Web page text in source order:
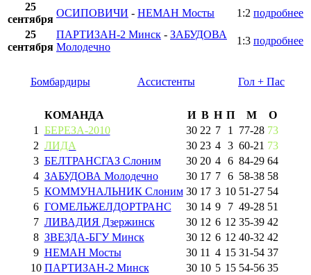
25
сентября
ОСИПОВИЧИ - НЕМАН Мосты 1:2 подробнее
25
сентября
ПАРТИЗАН-2 Минск - ЗАБУДОВА
Молодечно
1:3 подробнее
Бомбардиры Ассистенты Гол + Пас
КОМАНДА И В Н П М
О
1
БЕРЕЗА-2010 30 22 7 1 77-28 73
2 ЛИДА 30 23 4 3 60-21 73
3 БЕЛТРАНСГАЗ Слоним 30 20 4 6 84-29 64
4 ЗАБУДОВА Молодечно 30 17 7 6 58-38 58
5 КОММУНАЛЬНИК Слоним 30 17 3 10 51-27 54
6 ГОМЕЛЬЖЕЛДОРТРАНС 30 14 9 7 49-28 51
7 ЛИВАДИЯ Дзержинск 30 12 6 12 35-39 42
8 ЗВЕЗДА-БГУ Минск 30 12 6 12 40-32 42
9 НЕМАН Мосты 30 11 4 15 31-54 37
10 ПАРТИЗАН-2 Минск 30 10 5 15 54-56 35